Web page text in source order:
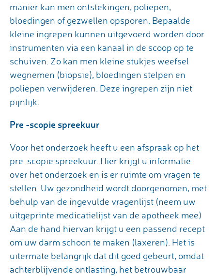
manier kan men ontstekingen, poliepen,
bloedingen of gezwellen opsporen. Bepaalde
kleine ingrepen kunnen uitgevoerd worden door
instrumenten via een kanaal in de scoop op te
schuiven. Zo kan men kleine stukjes weefsel
wegnemen (biopsie), bloedingen stelpen en
poliepen verwijderen. Deze ingrepen zijn niet
pijnlijk.
Pre -scopie spreekuur
Voor het onderzoek heeft u een afspraak op het
pre-scopie spreekuur. Hier krijgt u informatie
over het onderzoek en is er ruimte om vragen te
stellen. Uw gezondheid wordt doorgenomen, met
behulp van de ingevulde vragenlijst (neem uw
uitgeprinte medicatielijst van de apotheek mee)
Aan de hand hiervan krijgt u een passend recept
om uw darm schoon te maken (laxeren). Het is
uitermate belangrijk dat dit goed gebeurt, omdat
achterblijvende ontlasting, het betrouwbaar